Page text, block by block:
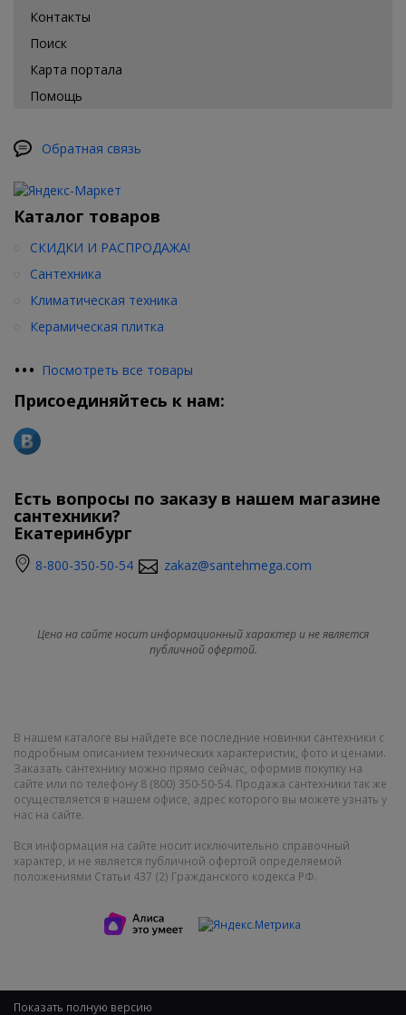
Контакты
Поиск
Карта портала
Помощь
Обратная связь
Каталог товаров
СКИДКИ И РАСПРОДАЖА!
Сантехника
Климатическая техника
Керамическая плитка
••• Посмотреть все товары
Присоединяйтесь к нам:
Есть вопросы по заказу в нашем магазине
сантехники?
Екатеринбург
8-800-350-50-54 zakaz@santehmega.com
Цена на сайте носит информационный характер и не является
публичной офертой.
В нашем каталоге вы найдете все последние новинки сантехники с
подробным описанием технических характеристик, фото и ценами.
Заказать сантехнику можно прямо сейчас, оформив покупку на
сайте или по телефону 8 (800) 350-50-54. Продажа сантехники так же
осуществляется в нашем офисе, адрес которого вы можете узнать у
нас на сайте.
Вся информация на сайте носит исключительно справочный
характер, и не является публичной офертой определяемой
положениями Статьи 437 (2) Гражданского кодекса РФ.
Показать полную версию